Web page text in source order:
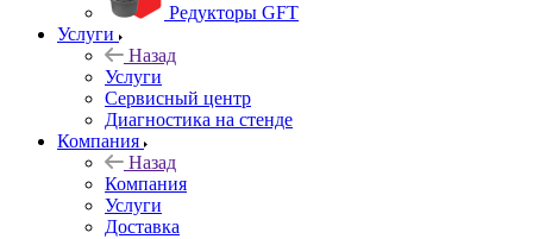
Редукторы GFT
Услуги
Назад
Услуги
Сервисный центр
Диагностика на стенде
Компания
Назад
Компания
Услуги
Доставка